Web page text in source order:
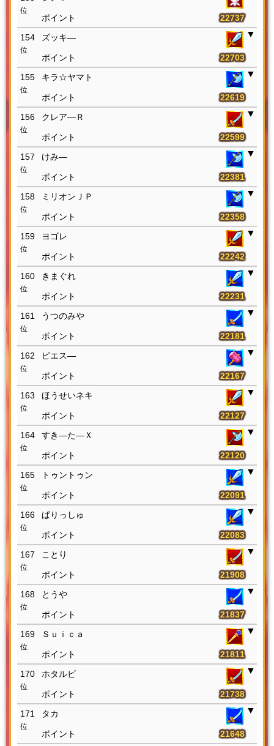
位
22737
154
位
ズッキ―
22703
155
位
キラ☆ヤマト
22619
156
位
クレア―Ｒ
22599
157
位
けみ―
22381
158
位
ミリオンＪＰ
22358
159
位
ヨゴレ
22242
160
位
きまぐれ
22231
161
位
うつのみや
22181
162
位
ピエス―
22167
163
位
ほうせいネキ
22127
164
位
すき―た―Ｘ
22120
165
位
トゥントゥン
22091
166
位
ぱりっしゅ
22083
167
位
ことり
21908
168
位
とうや
21837
169
位
Ｓｕｉｃａ
21811
170
位
ホタルビ
21738
171
位
タカ
21648